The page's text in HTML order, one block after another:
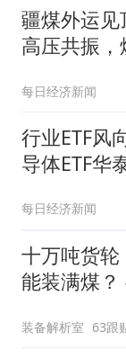
疆煤外运
高压共振，
每日经济新闻
行业ETF风
导体ETF华
元，煤炭
半日涨幅
每日经济新闻
十万吨货
能装满煤
装备解析室 63跟